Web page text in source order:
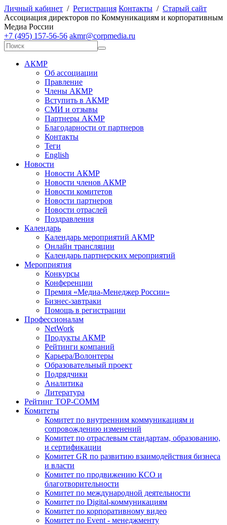
Личный кабинет / Регистрация Контакты / Старый сайт
Ассоциация директоров по Коммуникациям и корпоративным
Медиа России
+7 (495) 157-56-56 akmr@corpmedia.ru
АКМР
Об ассоциации
Правление
Члены АКМР
Вступить в АКМР
СМИ и отзывы
Партнеры АКМР
Благодарности от партнеров
Контакты
Теги
English
Новости
Новости АКМР
Новости членов АКМР
Новости комитетов
Новости партнеров
Новости отраслей
Поздравления
Календарь
Календарь мероприятий АКМР
Онлайн трансляции
Календарь партнерских мероприятий
Мероприятия
Конкурсы
Конференции
Премия «Медиа-Менеджер России»
Бизнес-завтраки
Помощь в регистрации
Профессионалам
NetWork
Продукты АКМР
Рейтинги компаний
Карьера/Волонтеры
Образовательный проект
Подрядчики
Аналитика
Литература
Рейтинг TOP-COMM
Комитеты
Комитет по внутренним коммуникациям и
сопровождению изменений
Комитет по отраслевым стандартам, образованию,
и сертификации
Комитет GR по развитию взаимодействия бизнеса
и власти
Комитет по продвижению КСО и
благотворительности
Комитет по международной деятельности
Комитет по Digital-коммуникациям
Комитет по корпоративному видео
Комитет по Event - менеджменту